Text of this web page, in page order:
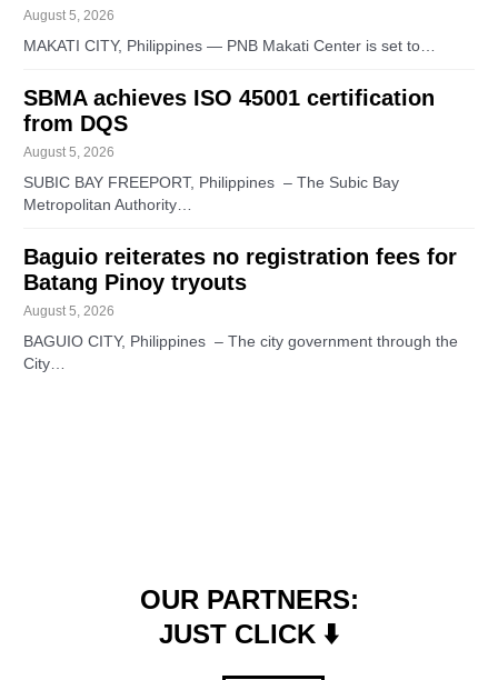
August 5, 2026
MAKATI CITY, Philippines — PNB Makati Center is set to…
SBMA achieves ISO 45001 certification
from DQS
August 5, 2026
SUBIC BAY FREEPORT, Philippines – The Subic Bay
Metropolitan Authority…
Baguio reiterates no registration fees for
Batang Pinoy tryouts
August 5, 2026
BAGUIO CITY, Philippines – The city government through the
City…
OUR PARTNERS:
JUST CLICK ⬇️